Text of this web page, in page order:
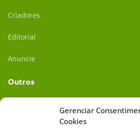
Gerenciar
Cookies
Criadores
Editorial
Anuncie
Outros